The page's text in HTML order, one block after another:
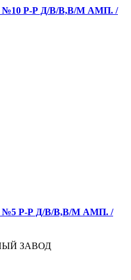
Р-Р Д/В/В,В/М АМП. /
Р-Р Д/В/В,В/М АМП. /
ЗАВОД